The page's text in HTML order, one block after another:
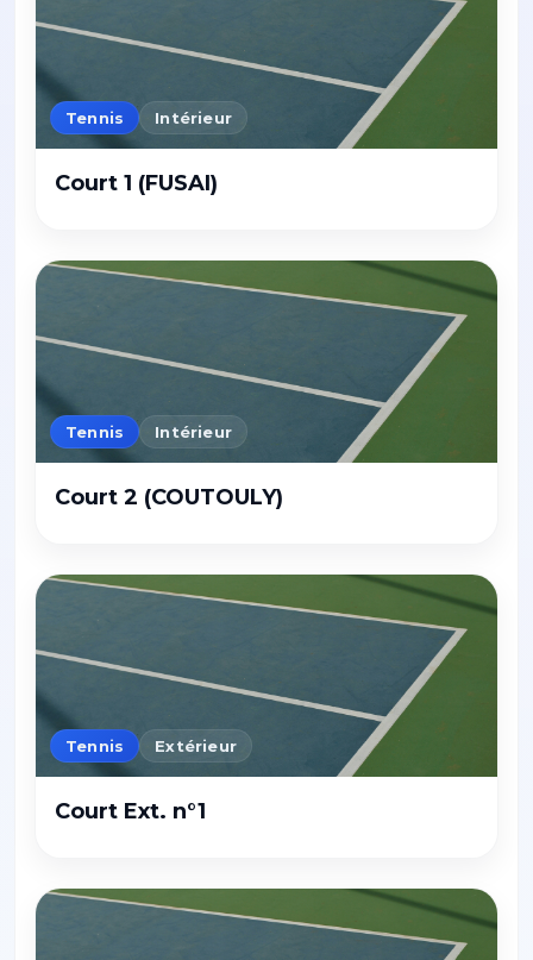
Tennis Intérieur
Court 1 (FUSAI)
Tennis Intérieur
Court 2 (COUTOULY)
Tennis Extérieur
Court Ext. n°1